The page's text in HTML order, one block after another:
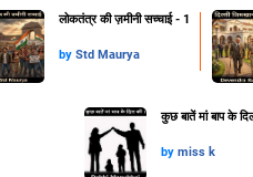
लोकतंत्र की ज़मीनी सच्चाई - 1
by Std Maurya
कुछ बातें मां बाप के
by miss k